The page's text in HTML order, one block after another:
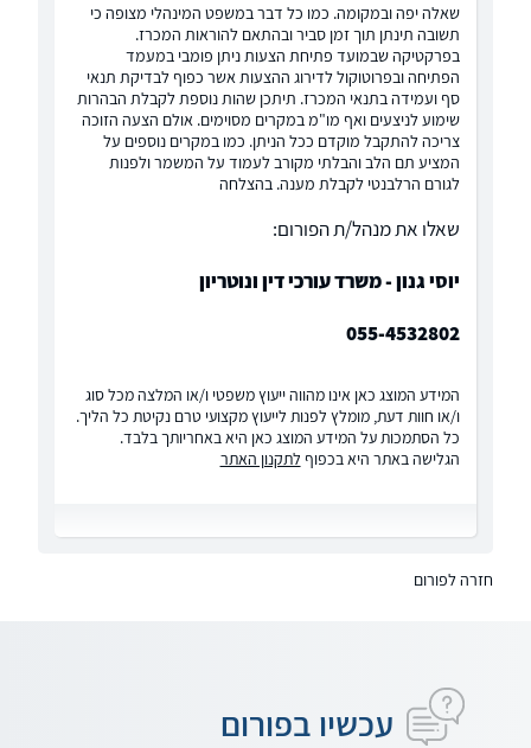
שאלה יפה ובמקומה. כמו כל דבר במשפט המינהלי מצופה כי
תשובה תינתן תוך זמן סביר ובהתאם להוראות המכרז.
בפרקטיקה שבמועד פתיחת הצעות ניתן פומבי במעמד
הפתיחה ובפרוטוקול לדירוג ההצעות אשר כפוף לבדיקת תנאי
סף ועמידה בתנאי המכרז. תיתכן שהות נוספת לקבלת הבהרות
שימוע לניצעים ואף מו"מ במקרים מסוימים. אולם הצעה הזוכה
צריכה להתקבל מוקדם ככל הניתן. כמו במקרים נוספים על
המציע תם הלב והבלתי מקורב לעמוד על המשמר ולפנות
לגורם הרלבנטי לקבלת מענה. בהצלחה
שאלו את מנהל/ת הפורום:
יוסי גנון - משרד עורכי דין ונוטריון
055-4532802
המידע המוצג כאן אינו מהווה ייעוץ משפטי ו/או המלצה מכל סוג
ו/או חוות דעת, מומלץ לפנות לייעוץ מקצועי טרם נקיטת כל הליך.
כל הסתמכות על המידע המוצג כאן היא באחריותך בלבד.
הגלישה באתר היא בכפוף לתקנון האתר
חזרה לפורום
עכשיו בפורום